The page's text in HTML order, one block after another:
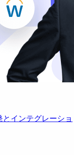
インテグレーショ